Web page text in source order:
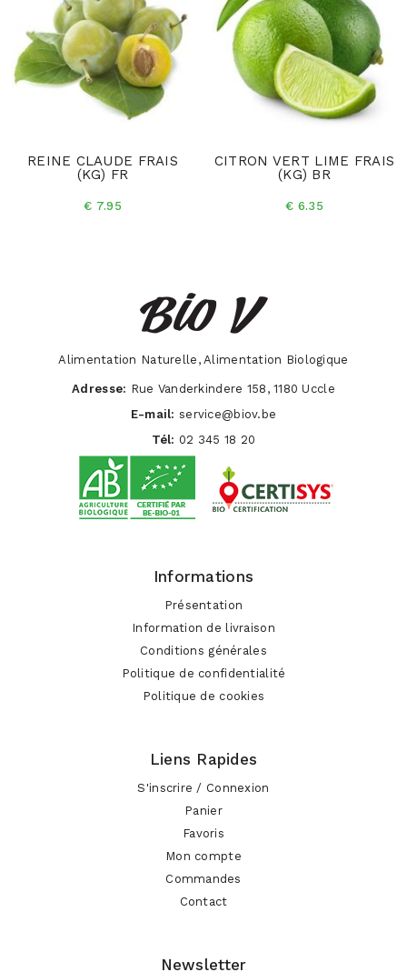
REINE CLAUDE FRAIS
(KG) FR
€ 7.95
CITRON VERT LIME FRAIS
(KG) BR
€ 6.35
Alimentation Naturelle, Alimentation Biologique
Adresse: Rue Vanderkindere 158, 1180 Uccle
E-mail: service@biov.be
Tél: 02 345 18 20
Informations
Présentation
Information de livraison
Conditions générales
Politique de confidentialité
Politique de cookies
Liens Rapides
S'inscrire / Connexion
Panier
Favoris
Mon compte
Commandes
Contact
Newsletter